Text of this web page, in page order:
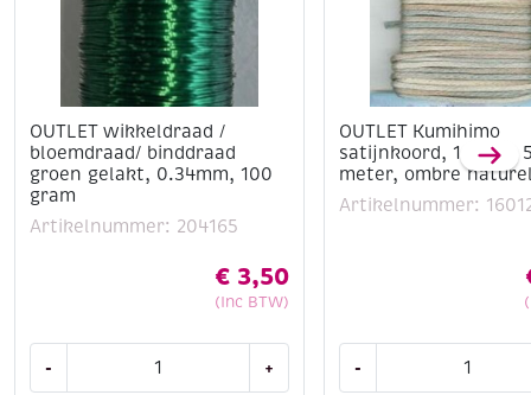
OUTLET wikkeldraad /
bloemdraad/ binddraad
groen gelakt, 0.34mm, 100
gram
Artikelnummer: 204165
€ 3,50
(Inc BTW)
- +
OUTLET Kumihimo
satijnkoord, 1.5mm,
meter, ombre
Artikelnummer:
-